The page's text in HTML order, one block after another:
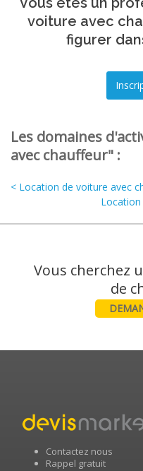
voiture avec
figurer
Les domaines
avec chauffeur" :
< Location de voiture avec
Vous cherchez
Contactez nous
Rappel gratuit